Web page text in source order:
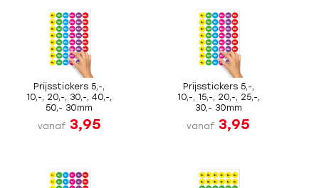
Prijsstickers 5,-,
10,-, 20,-, 30,-, 40,-,
50,- 30mm
vanaf 3,95
Prijsstickers 5,-,
10,-, 15,-, 20,-, 25,-,
30,- 30mm
vanaf 3,95